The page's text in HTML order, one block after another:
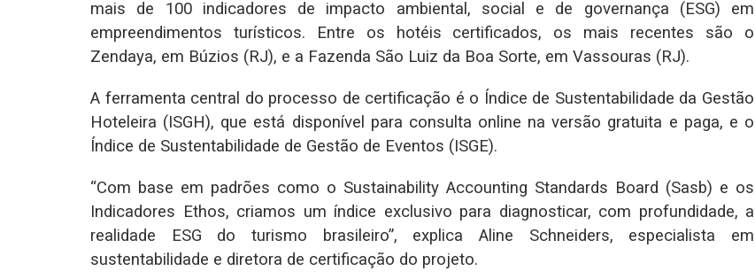
mais de 100 indicadores de impacto ambiental, social e de governança (ESG) em
empreendimentos turísticos. Entre os hotéis certificados, os mais recentes são o
Zendaya, em Búzios (RJ), e a Fazenda São Luiz da Boa Sorte, em Vassouras (RJ).
A ferramenta central do processo de certificação é o Índice de Sustentabilidade da Gestão
Hoteleira (ISGH), que está disponível para consulta online na versão gratuita e paga, e o
Índice de Sustentabilidade de Gestão de Eventos (ISGE).
“Com base em padrões como o Sustainability Accounting Standards Board (Sasb) e os
Indicadores Ethos, criamos um índice exclusivo para diagnosticar, com profundidade, a
realidade ESG do turismo brasileiro”, explica Aline Schneiders, especialista em
sustentabilidade e diretora de certificação do projeto.